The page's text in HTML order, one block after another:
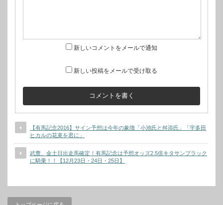
新しいコメントをメールで通知
新しい投稿をメールで受け取る
【有馬記念2016】サイン予想は今年の象徴「小池氏と舛添氏」「宇多田
ヒカルの花束を君に」
武豊、金土日出走馬確定！有馬記念は予想オッズ2.5倍キタサンブラック
に騎乗！！【12月23日・24日・25日】